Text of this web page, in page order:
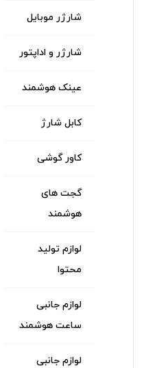
شارژر موبایل
شارژر و اداپتور
عینک هوشمند
کابل شارژ
کاور گوشی
گجت های
هوشمند
لوازم تولید
محتوا
لوازم جانبی
ساعت هوشمند
لوازم جانبی